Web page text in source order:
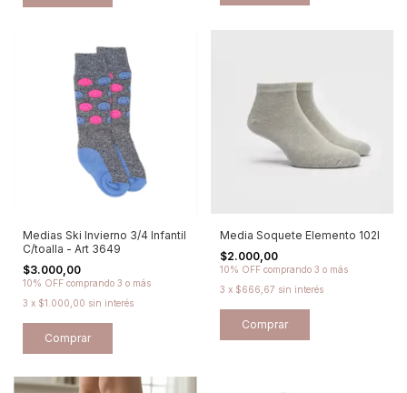
Medias Ski Invierno 3/4 Infantil
C/toalla - Art 3649
$3.000,00
10% OFF comprando 3 o más
3 x $1.000,00 sin interés
Comprar
Media Soquete Elemento 102l
$2.000,00
10% OFF comprando 3 o más
3 x $666,67 sin interés
Comprar